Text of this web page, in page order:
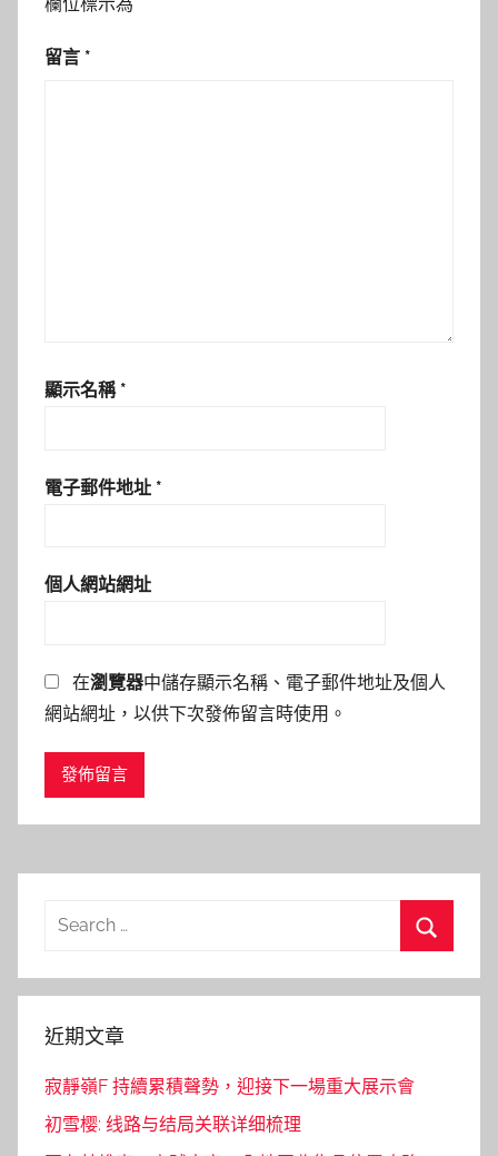
留言 *
顯示名稱 *
電子郵件地址 *
個人網站網址
在瀏覽器中儲存顯示名稱、電子郵件地址及個人
網站網址，以供下次發佈留言時使用。
Search
近期文章
寂靜嶺F 持續累積聲勢，迎接下一場重大展示會
初雪樱: 线路与结局关联详细梳理